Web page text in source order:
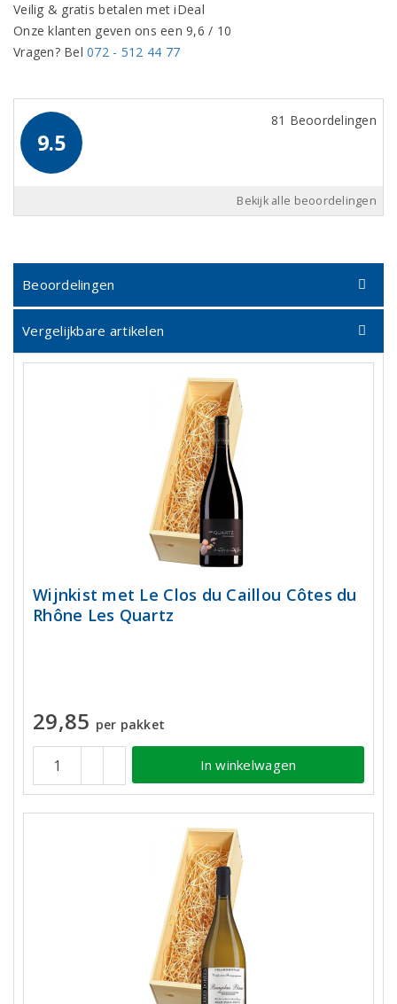
Veilig & gratis betalen met iDeal
Onze klanten geven ons een 9,6 / 10
Vragen? Bel072 - 512 44 77
9.5
81 Beoordelingen
Bekijk alle beoordelingen
Beoordelingen
Vergelijkbare artikelen
Wijnkist met Le Clos du Caillou Côtes du
Rhône Les Quartz
29,85 per pakket
In winkelwagen